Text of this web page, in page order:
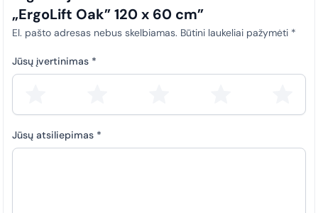
„ErgoLift Oak” 120 x 60 cm”
El. pašto adresas nebus skelbiamas. Būtini laukeliai pažymėti *
Jūsų įvertinimas *
Jūsų atsiliepimas *